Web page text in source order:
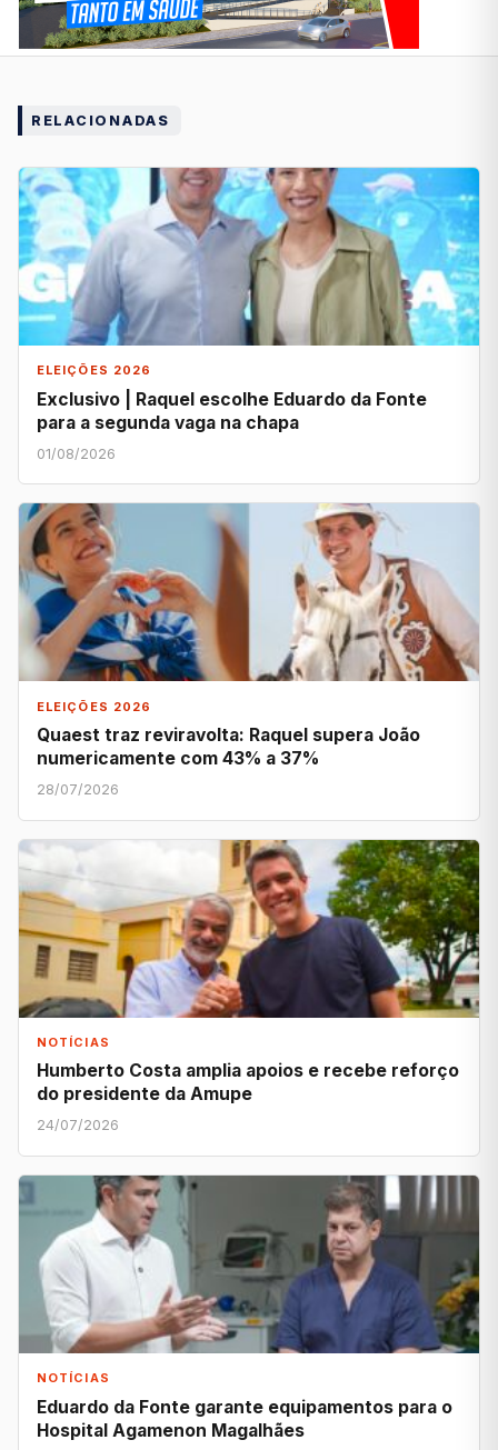
RELACIONADAS
ELEIÇÕES 2026
Exclusivo | Raquel escolhe Eduardo da Fonte
para a segunda vaga na chapa
01/08/2026
ELEIÇÕES 2026
Quaest traz reviravolta: Raquel supera João
numericamente com 43% a 37%
28/07/2026
NOTÍCIAS
Humberto Costa amplia apoios e recebe reforço
do presidente da Amupe
24/07/2026
NOTÍCIAS
Eduardo da Fonte garante equipamentos para o
Hospital Agamenon Magalhães